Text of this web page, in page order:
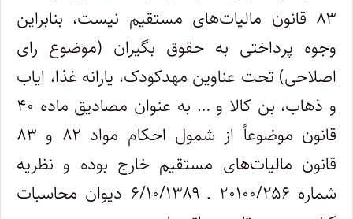
۸۳ قانون مالیات‌های مستقیم نیست، بنابراین
وجوه پرداختی به حقوق بگیران (موضوع رای
اصلاحی) تحت عناوین مهدکودک، یارانه غذا، ایاب
و ذهاب، بن کالا و … به عنوان مصادیق ماده ۴۰
قانون موضوعاً از شمول احکام مواد ۸۲ و ۸۳
قانون مالیات‌های مستقیم خارج بوده و نظریه
شماره ۲۰۱۰۰/۲۵۶ ـ ۶/۱۰/۱۳۸۹ دیوان محاسبات